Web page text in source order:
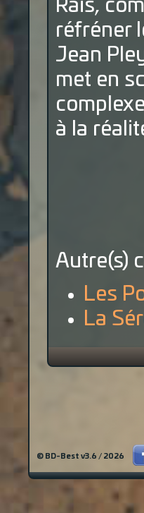
Rais,
réfréner
Jean
met en
à la
Autre(s)
Les
La
© BD-Best v3.6 / 2026